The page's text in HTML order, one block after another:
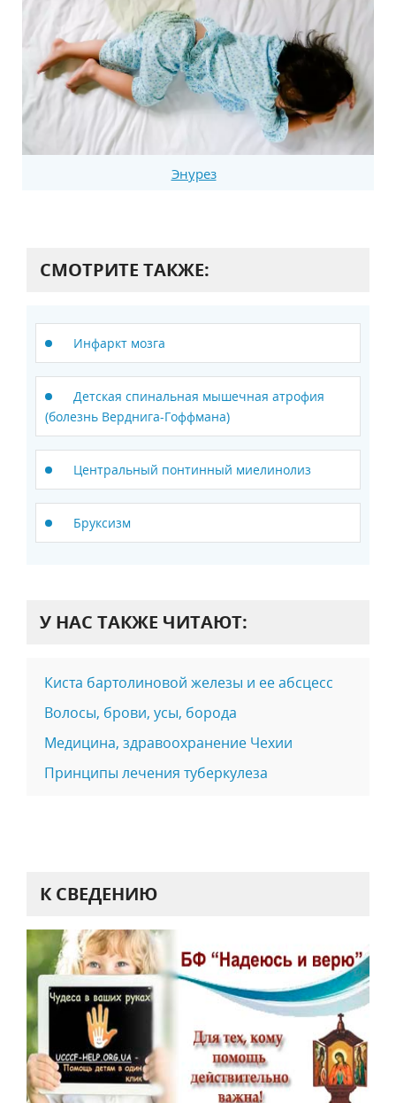
Энурез
СМОТРИТЕ ТАКЖЕ:
Инфаркт мозга
Детская спинальная мышечная атрофия
(болезнь Верднига-Гоффмана)
Центральный понтинный миелинолиз
Бруксизм
У НАС ТАКЖЕ ЧИТАЮТ:
Киста бартолиновой железы и ее абсцесс
Волосы, брови, усы, борода
Медицина, здравоохранение Чехии
Принципы лечения туберкулеза
К СВЕДЕНИЮ